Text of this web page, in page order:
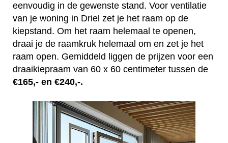
eenvoudig in de gewenste stand. Voor ventilatie
van je woning in Driel zet je het raam op de
kiepstand. Om het raam helemaal te openen,
draai je de raamkruk helemaal om en zet je het
raam open. Gemiddeld liggen de prijzen voor een
draaikiepraam van 60 x 60 centimeter tussen de
€165,- en €240,-.